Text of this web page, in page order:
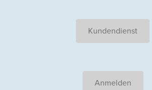
Kundendienst
Anmelden